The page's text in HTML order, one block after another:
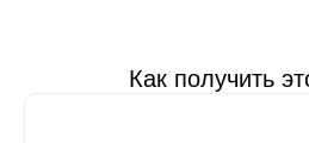
Как получить